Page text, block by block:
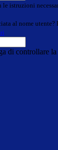
istruzioni
al nome
di controllare